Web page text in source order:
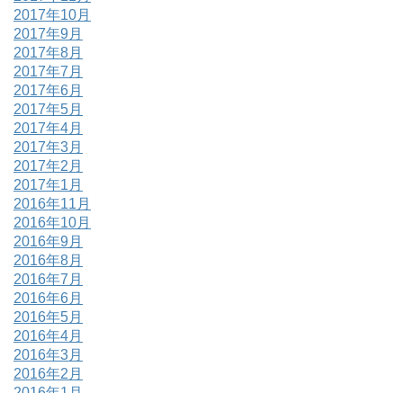
2017年10月
2017年9月
2017年8月
2017年7月
2017年6月
2017年5月
2017年4月
2017年3月
2017年2月
2017年1月
2016年11月
2016年10月
2016年9月
2016年8月
2016年7月
2016年6月
2016年5月
2016年4月
2016年3月
2016年2月